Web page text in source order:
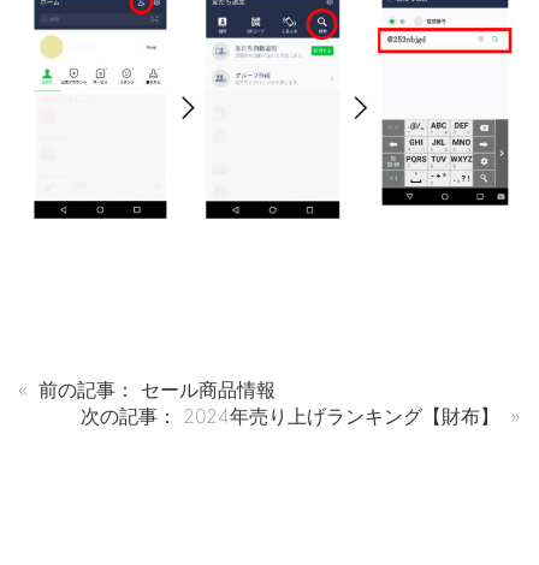
« 前の記事：
セール商品情報
次の記事：
2024年売り上げランキング【財布】 »